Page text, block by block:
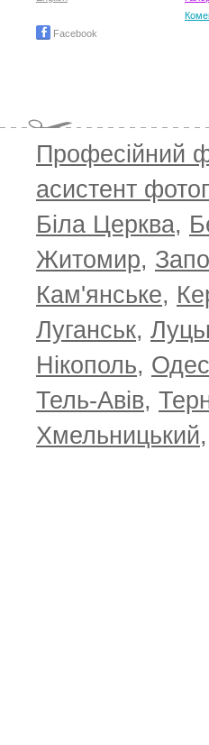
Facebook
Професійний
асистент
Біла Церква,
Житомир,
Кам'янське,
Луганськ,
Нікополь,
Тель-Авів,
Хмельницький,